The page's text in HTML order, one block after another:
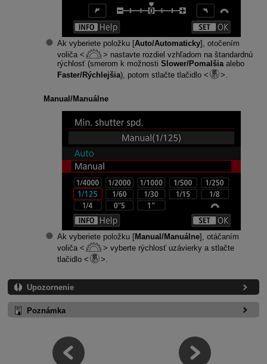
Ak vyberiete položku [Auto/Automaticky], otočením
voliča
nastavte rozdiel vzhľadom na štandardnú
rýchlosť (smerom k možnosti Slower/Pomalšiaalebo
Faster/Rýchlejšia), potom stlačte tlačidlo
Manual/Manuálne
Ak vyberiete položku [Manual/Manuálne], otáčaním
voliča
vyberte rýchlosť uzávierky a stlačte
tlačidlo
.
Upozornenie
Poznámka